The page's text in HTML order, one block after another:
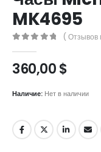
MK4695
( Отзывов
360,00$
Наличие: Нет в наличии